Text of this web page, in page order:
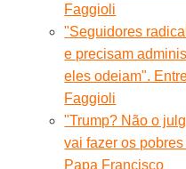
Faggioli
"Seguidores
e precisam
eles odeiam".
Faggioli
"Trump? Não o
vai fazer os
Papa Francisco